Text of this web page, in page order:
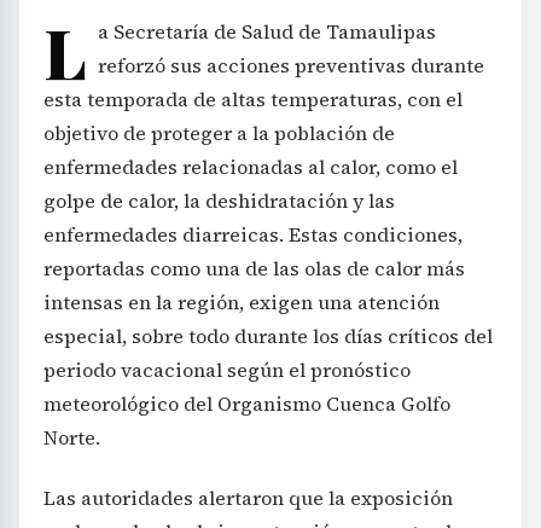
L a Secretaría de Salud de Tamaulipas
reforzó sus acciones preventivas durante
esta temporada de altas temperaturas, con el
objetivo de proteger a la población de
enfermedades relacionadas al calor, como el
golpe de calor, la deshidratación y las
enfermedades diarreicas. Estas condiciones,
reportadas como una de las olas de calor más
intensas en la región, exigen una atención
especial, sobre todo durante los días críticos del
periodo vacacional según el pronóstico
meteorológico del Organismo Cuenca Golfo
Norte.
Las autoridades alertaron que la exposición